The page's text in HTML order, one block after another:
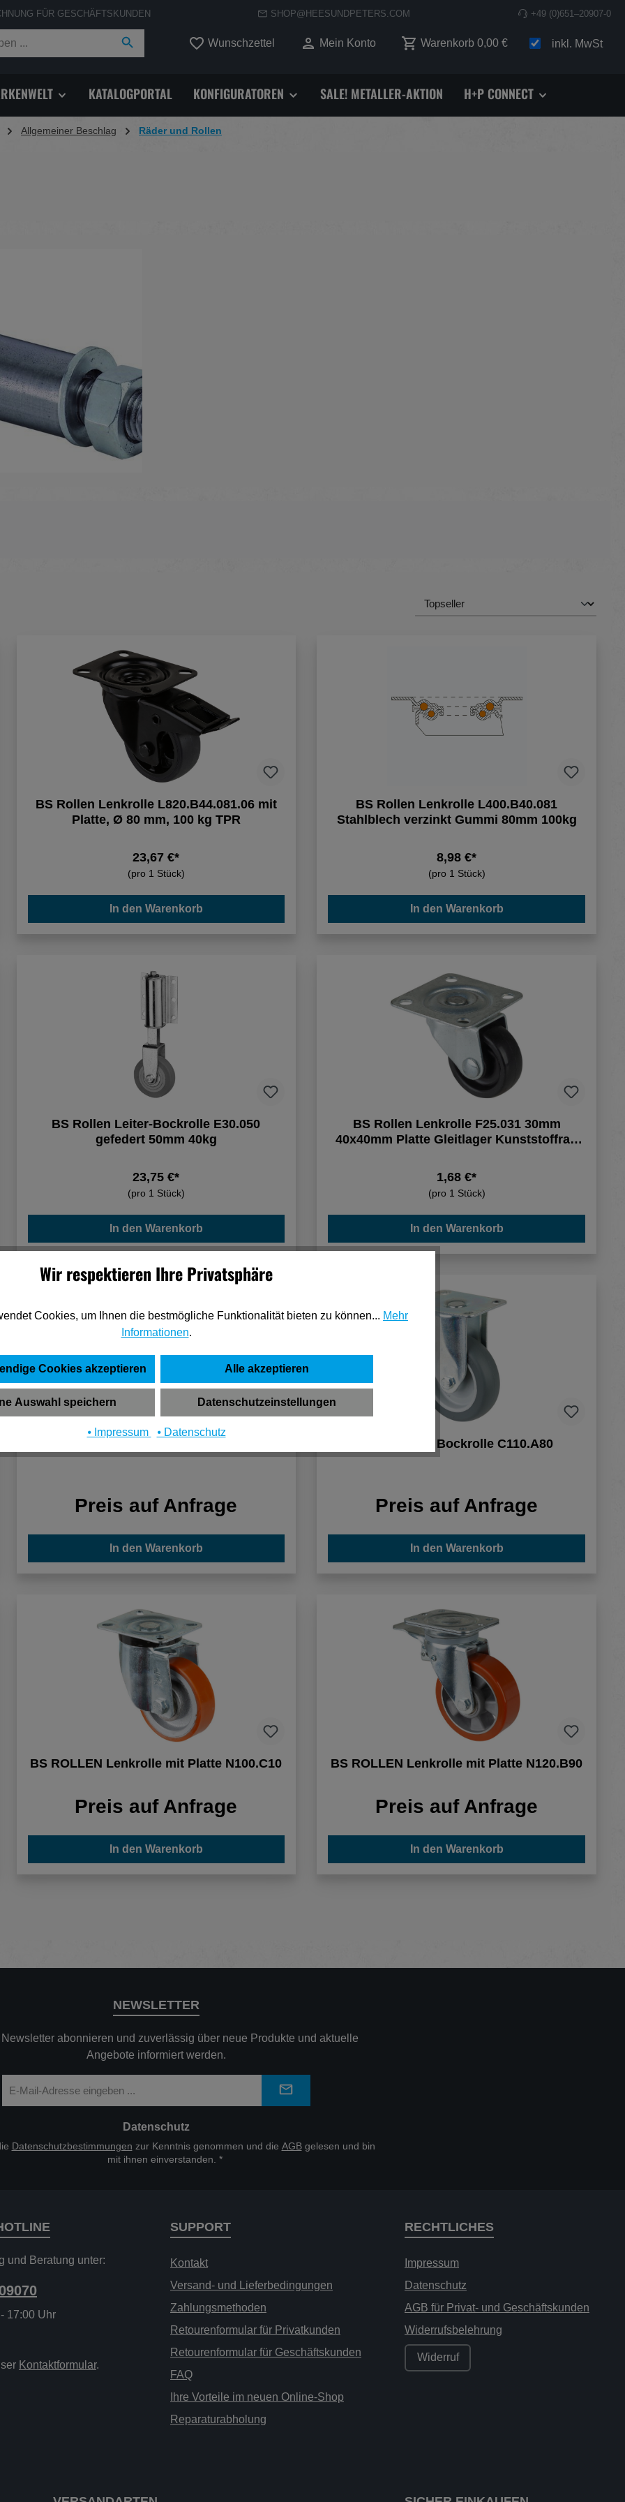
FÜR GESCHÄFTSKUNDEN SHOP@HEESUNDPETERS.COM +49 (0)651–20907-0
Wunschzettel Du hast 0 Produkte auf dem Merkzettel
Mein Konto Warenkorb 0,00 € inkl. MwSt
KATALOGPORTAL KONFIGURATOREN SALE! METALLER-AKTION H+P CONNECT
Allgemeiner Beschlag Räder und Rollen
BS Rollen Lenkrolle L820.B44.081.06 mit
Platte, Ø 80 mm, 100 kg TPR
23,67 €*
(pro 1 Stück)
In den Warenkorb
BS Rollen Lenkrolle L400.B40.081
Stahlblech verzinkt Gummi 80mm 100kg
8,98 €*
(pro 1 Stück)
In den Warenkorb
BS Rollen Leiter-Bockrolle E30.050
gefedert 50mm 40kg
23,75 €*
(pro 1 Stück)
In den Warenkorb
BS Rollen Lenkrolle F25.031 30mm
40x40mm Platte Gleitlager Kunststoffrad
1,68 €*
(pro 1 Stück)
In den Warenkorb
Preis auf Anfrage
In den Warenkorb
BS ROLLEN Bockrolle C110.A80
Preis auf Anfrage
In den Warenkorb
BS ROLLEN Lenkrolle mit Platte N100.C10
Preis auf Anfrage
In den Warenkorb
BS ROLLEN Lenkrolle mit Platte N120.B90
Preis auf Anfrage
In den Warenkorb
NEWSLETTER
abonnieren und zuverlässig über neue Produkte und aktuelle
Angebote informiert werden.
Mail-
Adresse
Datenschutz
Datenschutzbestimmungen zur Kenntnis genommen und die AGBgelesen und bin
mit ihnen einverstanden. *
und Beratung unter:
17:00 Uhr
Kontaktformular.
SUPPORT
Kontakt
Versand- und Lieferbedingungen
Zahlungsmethoden
Retourenformular für Privatkunden
Retourenformular für Geschäftskunden
FAQ
Ihre Vorteile im neuen Online-Shop
Reparaturabholung
RECHTLICHES
Impressum
Datenschutz
AGB für Privat- und Geschäftskunden
Widerrufsbelehrung
Widerruf
Wir respektieren Ihre Privatsphäre
Cookies, um Ihnen die bestmögliche Funktionalität bieten zu können... Mehr
Informationen.
Cookies akzeptieren Alle akzeptieren
Auswahl speichern Datenschutzeinstellungen
⦁ Impressum ⦁ Datenschutz